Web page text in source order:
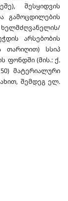
შესყიდვის
გამოცდილების
არსებობის
თარიღით) სსიპ
ფონდში (მის.: ქ.
მატერიალური
შემდეგ ელ.